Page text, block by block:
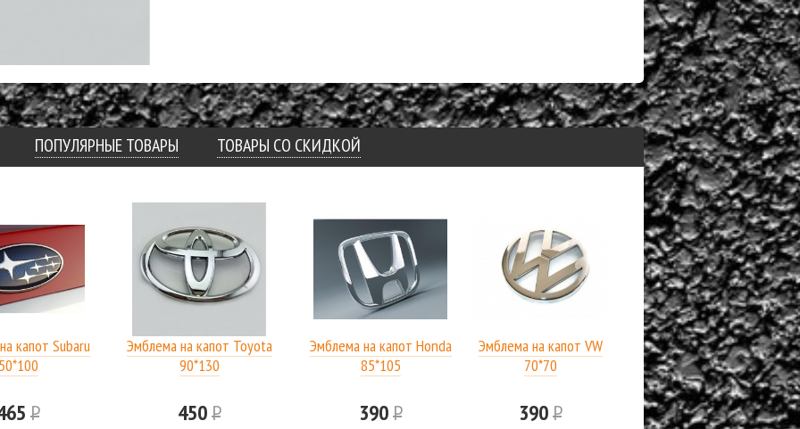
ПОПУЛЯРНЫЕ ТОВАРЫ ТОВАРЫ СО СКИДКОЙ
капот Subaru
Р
Эмблема на капот Toyota
90*130
450Р
Эмблема на капот Honda
85*105
390Р
Эмблема на капот VW
70*70
390Р